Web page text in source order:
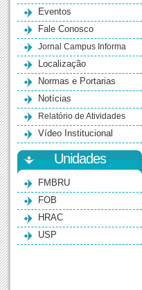
Eventos
Fale Conosco
Jornal Campus Informa
Localização
Normas e Portarias
Notícias
Relatório de Atividades
Vídeo Institucional
Unidades
FMBRU
FOB
HRAC
USP